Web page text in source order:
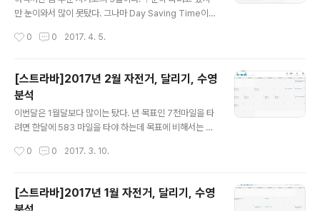
은 14.4mi/h에서 15.8mi/h로 조금 빨라졌다. 내년에는 1
버거도 먹고 자주 쉬었는데, 이번에는 3군데 도장받는곳..
만 눈이와서 많이 못탔다. 그나마 Day Saving Time이 3
라이트를 준비안해도 된다. 달리기 1번, 수영 1번이고, 20
밖에 자전거를 안탔구나. 날씨가 좋아지니까 좀더 타려고
노력해야겠다. 3월까지 17번 출퇴근인데, 2017년에는 출
퇴근은 몇번 정도 할수 있을지 궁금하다. 달리기와 수영 연
습 회수를 좀 늘려야 할텐데, 집에만 들어가면 운동하러 나
오기가 쉽지 않다. 아침 일찍 일어나, 한시간이라도 달리기
작년보다 늘었으니까 꾸준히 타야겠다. 년간 목표를 위해
0 0 2017. 4. 5.
[스트라바]2017년 2월 자전거, 달리기, 수영
분석
이번달은 1월달보다 많이는 탔다. 년 목표인 7천마일을 타
려면 한달에 583 마일을 타야 하는데 목표에 비해서는 많
삼는다. 3월달에 열심히 타야겠구나.달리기, 수영은 한번
니, 열심히 달려야겠다.7천마일을 타려면 일주일에 135마
일씩 타야하는구나.. 오호...
0 0 2017. 3. 10.
[스트라바]2017년 1월 자전거, 달리기, 수영